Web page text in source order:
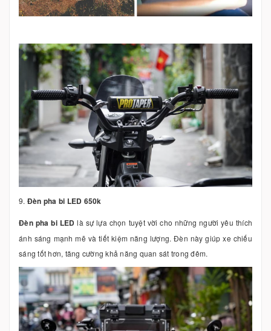
9. Đèn pha bi LED 650k
Đèn pha bi LED là sự lựa chọn tuyệt vời cho những người yêu thích
ánh sáng mạnh mẽ và tiết kiệm năng lượng. Đèn này giúp xe chiếu
sáng tốt hơn, tăng cường khả năng quan sát trong đêm.